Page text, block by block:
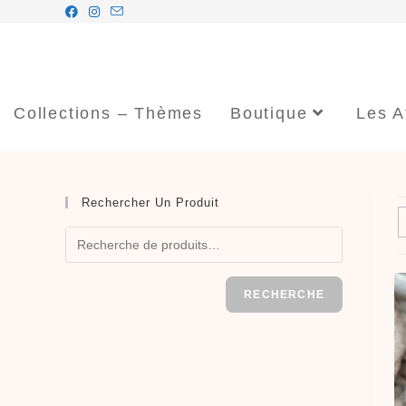
Collections – Thèmes Boutique Les
Rechercher Un Produit
RECHERCHE